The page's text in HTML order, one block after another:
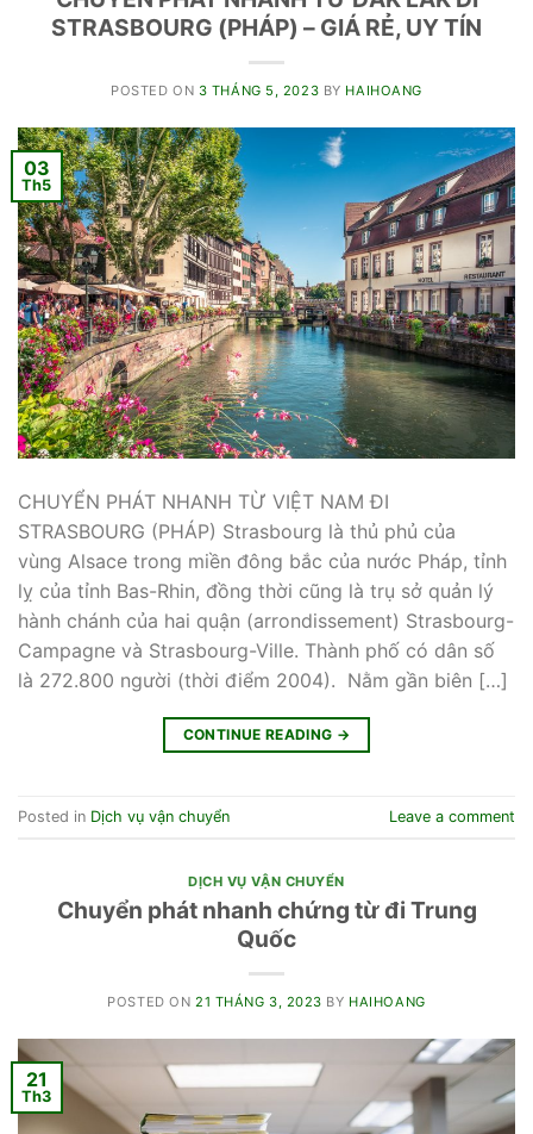
STRASBOURG (PHÁP) – GIÁ RẺ, UY TÍN
POSTED ON 3 THÁNG 5, 2023 BY HAIHOANG
03
Th5
CHUYỂN PHÁT NHANH TỪ VIỆT NAM ĐI
STRASBOURG (PHÁP) Strasbourg là thủ phủ của
vùng Alsace trong miền đông bắc của nước Pháp, tỉnh
lỵ của tỉnh Bas-Rhin, đồng thời cũng là trụ sở quản lý
hành chánh của hai quận (arrondissement) Strasbourg-
Campagne và Strasbourg-Ville. Thành phố có dân số
là 272.800 người (thời điểm 2004). Nằm gần biên […]
CONTINUE READING →
Posted in Dịch vụ vận chuyển Leave a comment
DỊCH VỤ VẬN CHUYỂN
Chuyển phát nhanh chứng từ đi Trung
Quốc
POSTED ON 21 THÁNG 3, 2023 BY HAIHOANG
21
Th3